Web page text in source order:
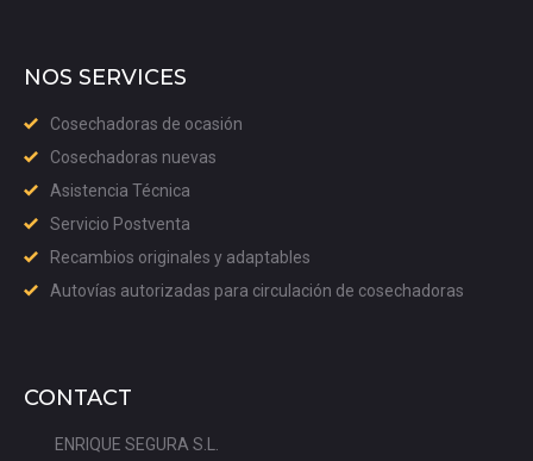
NOS SERVICES
Cosechadoras de ocasión
Cosechadoras nuevas
Asistencia Técnica
Servicio Postventa
Recambios originales y adaptables
Autovías autorizadas para circulación de cosechadoras
CONTACT
ENRIQUE SEGURA S.L.